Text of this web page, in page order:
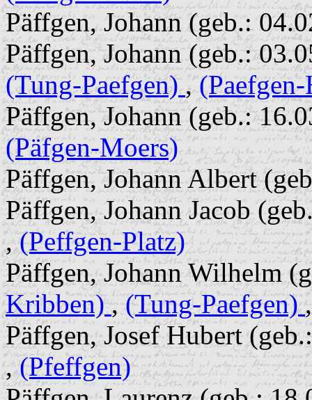
Päffgen, Johann (geb.:
Päffgen, Johann (geb.:
(Tung-Paefgen),
Päffgen, Johann (geb.:
(Päfgen-Moers)
Päffgen, Johann Albert
Päffgen, Johann Jacob
,(Peffgen-Platz)
Päffgen, Johann Wilhelm
Kribben),(Tung-Paefgen)
Päffgen, Josef Hubert
,(Pfeffgen)